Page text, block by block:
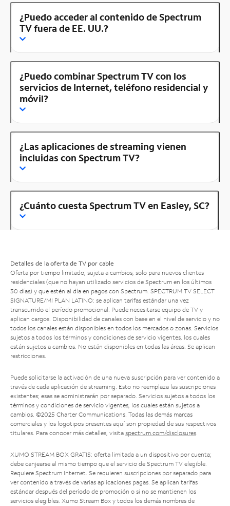
¿Puedo acceder al contenido de Spectrum
TV fuera de EE. UU.?
¿Puedo combinar Spectrum TV con los
servicios de Internet, teléfono residencial y
móvil?
¿Las aplicaciones de streaming vienen
incluidas con Spectrum TV?
¿Cuánto cuesta Spectrum TV en Easley, SC?
Detalles de la oferta de TV por cable
Oferta por tiempo limitado; sujeta a cambios; solo para nuevos clientes
residenciales (que no hayan utilizado servicios de Spectrum en los últimos
30 días) y que estén al día en pagos con Spectrum. SPECTRUM TV SELECT
SIGNATURE/MI PLAN LATINO: se aplican tarifas estándar una vez
transcurrido el período promocional. Puede necesitarse equipo de TV y
aplican cargos. Disponibilidad de canales con base en el nivel de servicio y no
todos los canales están disponibles en todos los mercados o zonas. Servicios
sujetos a todos los términos y condiciones de servicio vigentes, los cuales
están sujetos a cambios. No están disponibles en todas las áreas. Se aplican
restricciones.
Puede solicitarse la activación de una nueva suscripción para ver contenido a
través de cada aplicación de streaming. Esto no reemplaza las suscripciones
existentes; esas se administrarán por separado. Servicios sujetos a todos los
términos y condiciones de servicio vigentes, los cuales están sujetos a
cambios. ©2025 Charter Communications. Todas las demás marcas
comerciales y los logotipos presentes aquí son propiedad de sus respectivos
titulares. Para conocer más detalles, visita spectrum.com/disclosures.
XUMO STREAM BOX GRATIS: oferta limitada a un dispositivo por cuenta;
debe canjearse al mismo tiempo que el servicio de Spectrum TV elegible.
Requiere Spectrum Internet. Se requieren suscripciones por separado para
ver contenido a través de varias aplicaciones pagas. Se aplican tarifas
estándar después del período de promoción o si no se mantienen los
servicios elegibles. Xumo Stream Box y todos los demás nombres de